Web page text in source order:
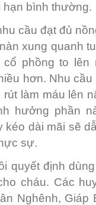
hạn bình thường.
cầu đạt đủ
xung quanh
phồng to lên
hơn. Nhu
làm máu lên
hưởng phần
kéo dài mãi sẽ
sự.
quyết định
cháu. Các
Nghênh, Giáp